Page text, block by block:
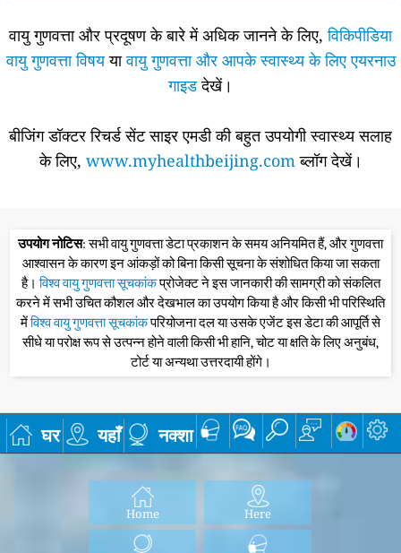
वायु गुणवत्ता और प्रदूषण के बारे में अधिक जानने के लिए,विकिपीडिया
वायु गुणवत्ता विषययावायु गुणवत्ता और आपके स्वास्थ्य के लिए एयरनाउ
गाइडदेखें।
बीजिंग डॉक्टर रिचर्ड सेंट साइर एमडी की बहुत उपयोगी स्वास्थ्य सलाह
के लिए, www.myhealthbeijing.comब्लॉग देखें।
उपयोग नोटिस: सभी वायु गुणवत्ता डेटा प्रकाशन के समय अनियमित हैं, और गुणवत्ता
आश्वासन के कारण इन आंकड़ों को बिना किसी सूचना के संशोधित किया जा सकता
है।विश्व वायु गुणवत्ता सूचकांकप्रोजेक्ट ने इस जानकारी की सामग्री को संकलित
करने में सभी उचित कौशल और देखभाल का उपयोग किया है और किसी भी परिस्थिति
मेंविश्व वायु गुणवत्ता सूचकांकपरियोजना दल या उसके एजेंट इस डेटा की आपूर्ति से
सीधे या परोक्ष रूप से उत्पन्न होने वाली किसी भी हानि, चोट या क्षति के लिए अनुबंध,
टोर्ट या अन्यथा उत्तरदायी होंगे।
घर यहाँ नक्शा
Home Here